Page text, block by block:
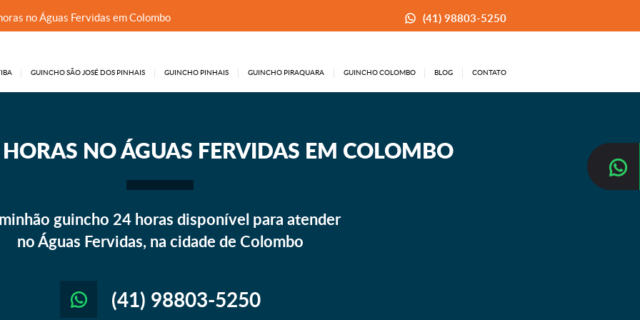
no Águas Fervidas em Colombo (41) 98803-5250
GUINCHO SÃO JOSÉ DOS PINHAIS GUINCHO PINHAIS GUINCHO PIRAQUARA GUINCHO COLOMBO BLOG CONTATO
NO ÁGUAS FERVIDAS EM COLOMBO
guincho 24 horas disponível para atender
no Águas Fervidas, na cidade de Colombo
(41) 98803-5250